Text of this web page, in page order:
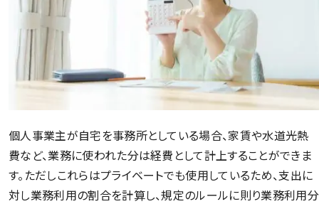
個人事業主が自宅を事務所としている場合、家賃や水道光熱
費など、業務に使われた分は経費として計上することができま
す。ただしこれらはプライベートでも使用しているため、支出に
対し業務利用の割合を計算し、規定のルールに則り業務利用分